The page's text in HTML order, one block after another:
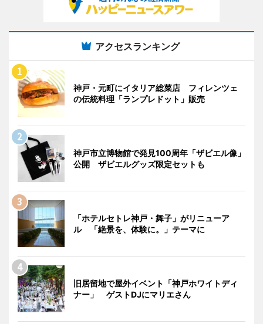
アクセスランキング
神戸・元町にイタリア総菜店 フィレンツェ
の伝統料理「ランプレドット」販売
神戸市立博物館で発見100周年「ザビエル像」
公開 ザビエルグッズ限定セットも
「ホテルセトレ神戸・舞子」がリニューア
ル 「絶景を、体験に。」テーマに
旧居留地で屋外イベント「神戸ホワイトディ
ナー」 ゲストDJにマリエさん